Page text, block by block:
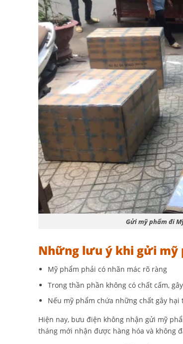
Gửi mỹ phẩm đi
Những lưu ý khi gửi mỹ
Mỹ phẩm phải có nhãn mác rõ ràng
Trong thần phần không có chất cấm,
Nếu mỹ phẩm chứa những chất gây
Hiện nay, bưu điện không nhận gửi mỹ
tháng mới nhận được hàng hóa và không